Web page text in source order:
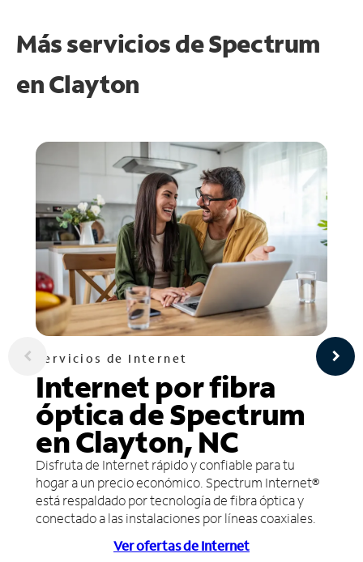
Más servicios de Spectrum
enClayton
Servicios de Internet
Internet por fibra
óptica de Spectrum
en Clayton, NC
Disfruta de Internet rápido y confiable para tu
hogar a un precio económico. Spectrum Internet®
está respaldado por tecnología de fibra óptica y
conectado a las instalaciones por líneas coaxiales.
Ver ofertas de Internet